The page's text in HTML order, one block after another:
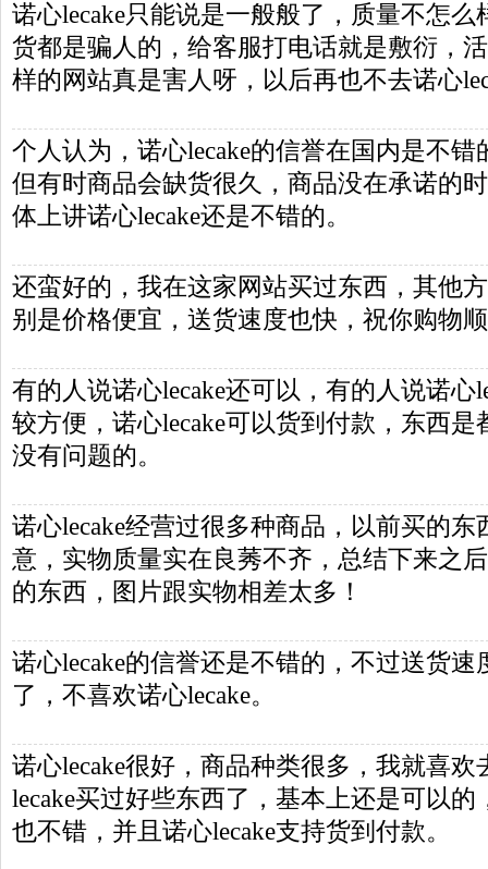
诺心lecake只能说是一般般了，质量不怎
货都是骗人的，给客服打电话就是敷衍，
样的网站真是害人呀，以后再也不去诺心
个人认为，诺心lecake的信誉在国内是不
但有时商品会缺货很久，商品没在承诺的
体上讲诺心lecake还是不错的。
还蛮好的，我在这家网站买过东西，其他
别是价格便宜，送货速度也快，祝你购物
有的人说诺心lecake还可以，有的人说诺心
较方便，诺心lecake可以货到付款，东西
没有问题的。
诺心lecake经营过很多种商品，以前买的
意，实物质量实在良莠不齐，总结下来之
的东西，图片跟实物相差太多！
诺心lecake的信誉还是不错的，不过送货
了，不喜欢诺心lecake。
诺心lecake很好，商品种类很多，我就喜欢
lecake买过好些东西了，基本上还是可以
也不错，并且诺心lecake支持货到付款。